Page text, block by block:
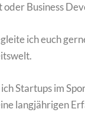
Business
ich euch
Startups im
langjährigen